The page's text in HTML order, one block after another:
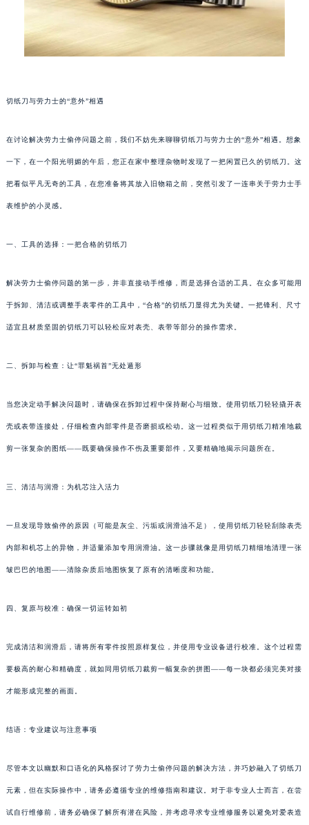
切纸刀与劳力士的“意外”相遇
在讨论解决劳力士偷停问题之前，我们不妨先来聊聊切纸刀与劳力士的“意外”相遇。想象
一下，在一个阳光明媚的午后，您正在家中整理杂物时发现了一把闲置已久的切纸刀。这
把看似平凡无奇的工具，在您准备将其放入旧物箱之前，突然引发了一连串关于劳力士手
表维护的小灵感。
一、工具的选择：一把合格的切纸刀
解决劳力士偷停问题的第一步，并非直接动手维修，而是选择合适的工具。在众多可能用
于拆卸、清洁或调整手表零件的工具中，“合格”的切纸刀显得尤为关键。一把锋利、尺寸
适宜且材质坚固的切纸刀可以轻松应对表壳、表带等部分的操作需求。
二、拆卸与检查：让“罪魁祸首”无处遁形
当您决定动手解决问题时，请确保在拆卸过程中保持耐心与细致。使用切纸刀轻轻撬开表
壳或表带连接处，仔细检查内部零件是否磨损或松动。这一过程类似于用切纸刀精准地裁
剪一张复杂的图纸——既要确保操作不伤及重要部件，又要精确地揭示问题所在。
三、清洁与润滑：为机芯注入活力
一旦发现导致偷停的原因（可能是灰尘、污垢或润滑油不足），使用切纸刀轻轻刮除表壳
内部和机芯上的异物，并适量添加专用润滑油。这一步骤就像是用切纸刀精细地清理一张
皱巴巴的地图——清除杂质后地图恢复了原有的清晰度和功能。
四、复原与校准：确保一切运转如初
完成清洁和润滑后，请将所有零件按照原样复位，并使用专业设备进行校准。这个过程需
要极高的耐心和精确度，就如同用切纸刀裁剪一幅复杂的拼图——每一块都必须完美对接
才能形成完整的画面。
结语：专业建议与注意事项
尽管本文以幽默和口语化的风格探讨了劳力士偷停问题的解决方法，并巧妙融入了切纸刀
元素，但在实际操作中，请务必遵循专业的维修指南和建议。对于非专业人士而言，在尝
试自行维修前，请务必确保了解所有潜在风险，并考虑寻求专业维修服务以避免对爱表造